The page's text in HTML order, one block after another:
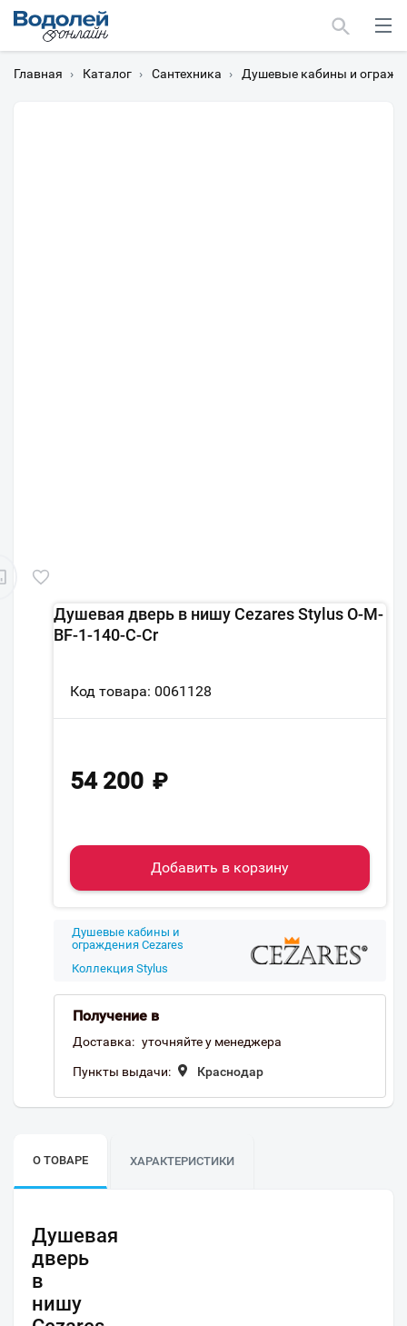
Главная › Каталог › Сантехника › Душевые кабины и
Душевая дверь в нишу Cezares Stylus O-M-
BF-1-140-C-Cr
Код товара: 0061128
54 200 ₽
Добавить в корзину
Душевые кабины и
ограждения Cezares
Коллекция Stylus
Получение в
Доставка: уточняйте у менеджера
Пункты выдачи: Краснодар
О ТОВАРЕ ХАРАКТЕРИСТИКИ
Душевая
дверь
в
нишу